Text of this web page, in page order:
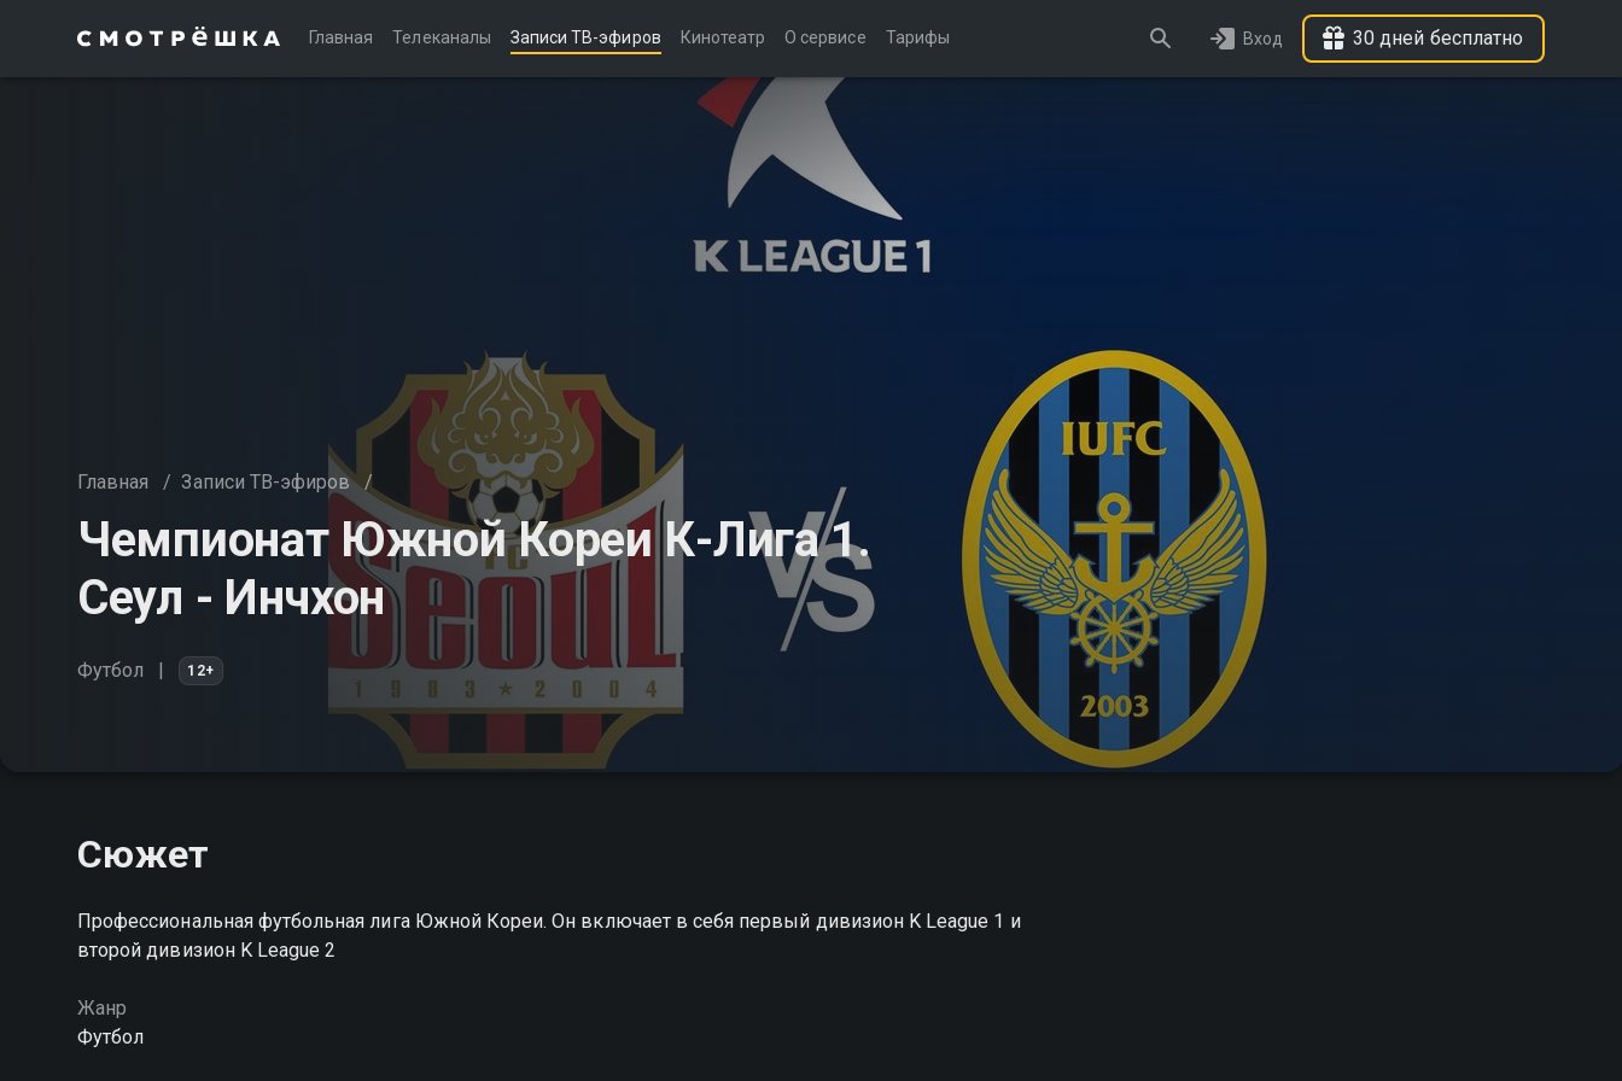
Главная Телеканалы Записи ТВ-эфиров Кинотеатр О сервисе Тарифы Вход 30 дней бесплатно
Главная / Записи ТВ-эфиров /
Чемпионат Южной Кореи К-Лига 1.
Сеул - Инчхон
Футбол 12+
Сюжет
Профессиональная футбольная лига Южной Кореи. Он включает в себя первый дивизион K League 1 и
второй дивизион K League 2
Жанр
Футбол